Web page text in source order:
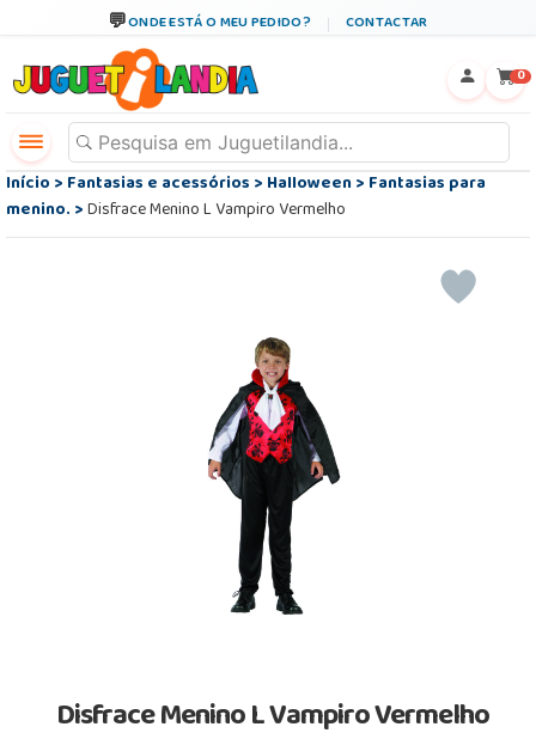
ONDE ESTÁ O MEU PEDIDO? CONTACTAR
0
Início>Fantasias e acessórios>Halloween>Fantasias para
menino.>Disfrace Menino L Vampiro Vermelho
Disfrace Menino L Vampiro Vermelho